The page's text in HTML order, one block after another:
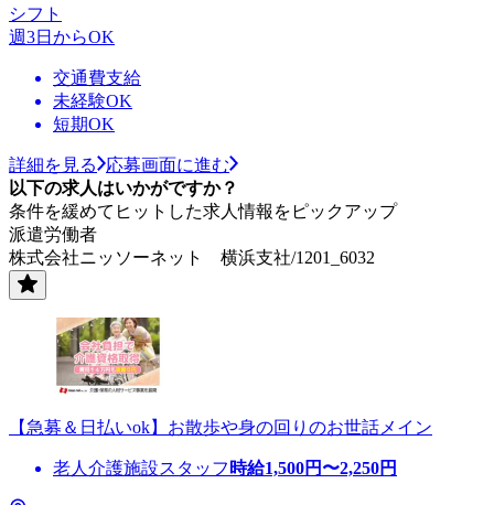
シフト
週3日からOK
交通費支給
未経験OK
短期OK
詳細を見る
応募画面に進む
以下の求人はいかがですか？
条件を緩めてヒットした求人情報をピックアップ
派遣労働者
株式会社ニッソーネット 横浜支社/1201_6032
【急募＆日払いok】お散歩や身の回りのお世話メイン
老人介護施設スタッフ 時給1,500円〜2,250円